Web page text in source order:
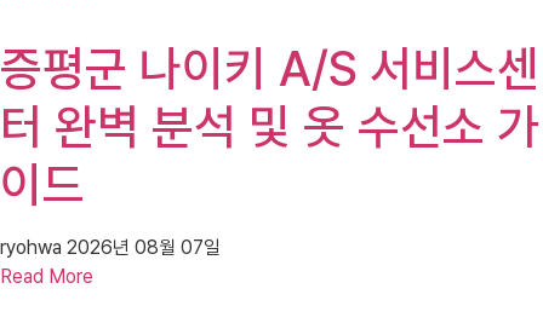
증평군 나이키 A/S 서비스센
터 완벽 분석 및 옷 수선소 가
이드
ryohwa 2026년 08월 07일
Read More